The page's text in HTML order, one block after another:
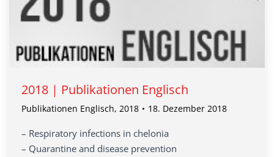
2018 | Publikationen Englisch
Publikationen Englisch, 2018 18. Dezember 2018
– Respiratory infections in chelonia
– Quarantine and disease prevention